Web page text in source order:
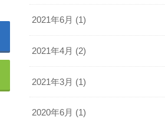
2021年6月 (1)
2021年4月 (2)
2021年3月 (1)
2020年6月 (1)